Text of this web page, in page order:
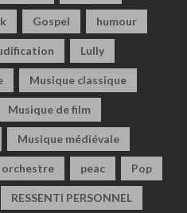
Gospel humour
Lully
Musique classique
Musique de film
Musique médiévale
orchestre peac Pop
RESSENTI PERSONNEL